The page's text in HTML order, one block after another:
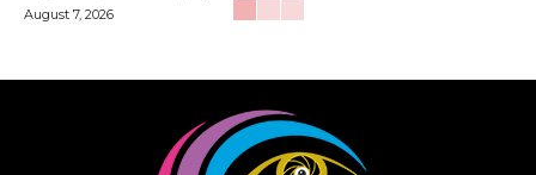
August 7, 2026